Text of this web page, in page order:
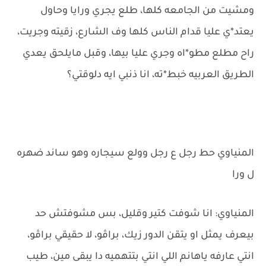
ومشيت من الجامعه كلها، طلع يجري ورايا وحاول
يعتد*ي عليا قدام الناس كلها وف الشارع، زقيته وجريت،
راح مطلع مطو*اه وجري عليا بيها، وقبل مايلحق يعدي
الطريق العربيه خبط*ته، انا ذنبي ايه دلوقتي؟
المنياوي حط رجل ع رجل وولع سيجاره وهو ساند ضهره
ل ورا
المنياوي: انا شوفت كتير وقليل، بس مشوفتش حد
بيعرف يمثل او يتقن الدور زيك، براڤو، لا حقيقي براڤو،
انتي عارفه ياهانم اللي انتي بتتهميه دا يبقى مين، طيب